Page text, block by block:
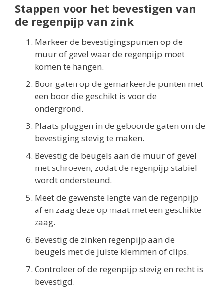
Stappen voor het bevestigen van
de regenpijp van zink
Markeer de bevestigingspunten op de
muur of gevel waar de regenpijp moet
komen te hangen.
Boor gaten op de gemarkeerde punten met
een boor die geschikt is voor de
ondergrond.
Plaats pluggen in de geboorde gaten om de
bevestiging stevig te maken.
Bevestig de beugels aan de muur of gevel
met schroeven, zodat de regenpijp stabiel
wordt ondersteund.
Meet de gewenste lengte van de regenpijp
af en zaag deze op maat met een geschikte
zaag.
Bevestig de zinken regenpijp aan de
beugels met de juiste klemmen of clips.
Controleer of de regenpijp stevig en recht is
bevestigd.